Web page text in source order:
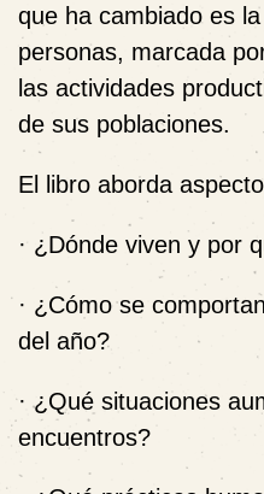
que ha cambiado es
personas, marcada
las actividades
de sus poblaciones.
El libro aborda
· ¿Dónde viven y por
· ¿Cómo se
del año?
· ¿Qué situaciones
encuentros?